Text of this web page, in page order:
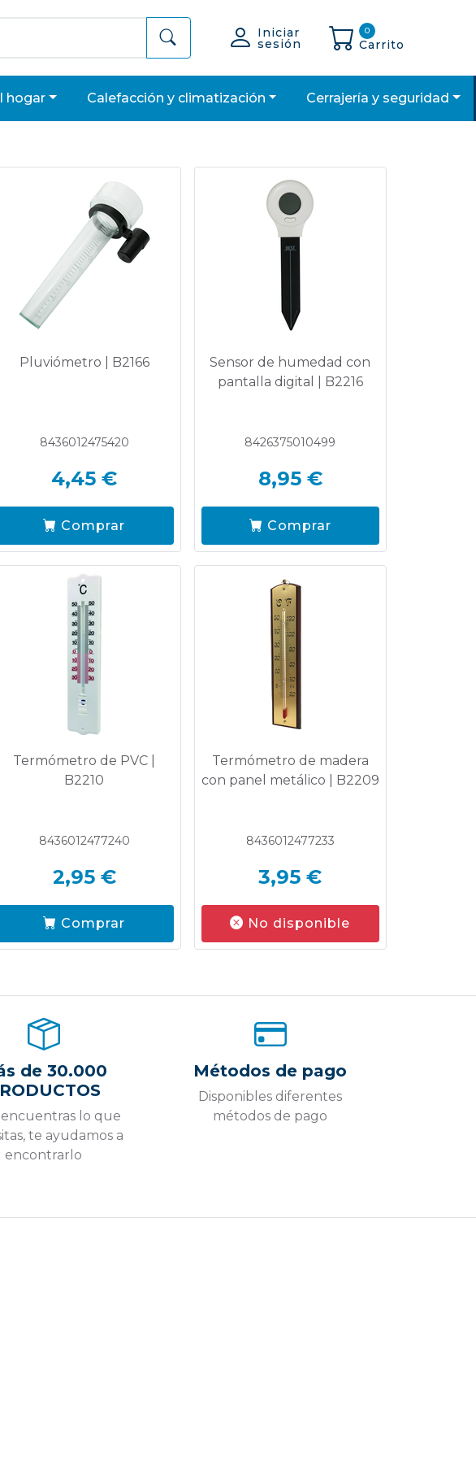
Iniciar
sesión
0
Carrito
hogar calefacción y climatización cerrajería y seguridad
Pluviómetro | B2166
8436012475420
4,45 €
Comprar
Sensor de humedad con
pantalla digital | B2216
8426375010499
8,95 €
Comprar
Termómetro de PVC |
B2210
8436012477240
2,95 €
Comprar
Termómetro de madera
con panel metálico | B2209
8436012477233
3,95 €
No disponible
de 30.000
encuentras lo que
te ayudamos a
encontrarlo
Métodos de pago
Disponibles diferentes
métodos de pago